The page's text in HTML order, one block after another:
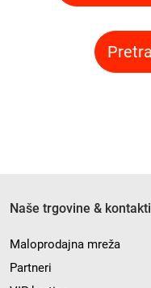
Naše trgovine & kontakti
Maloprodajna mreža
Partneri